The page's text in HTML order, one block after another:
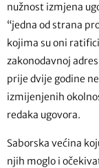
nužnost izmjena
“jedna od strana
kojima su oni
zakonodavnoj
prije dvije godine
izmijenjenih
redaka ugovora.
Saborska većina
njih moglo i